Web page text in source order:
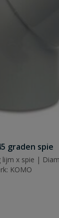
graden spie
lijm x spie |
KOMO